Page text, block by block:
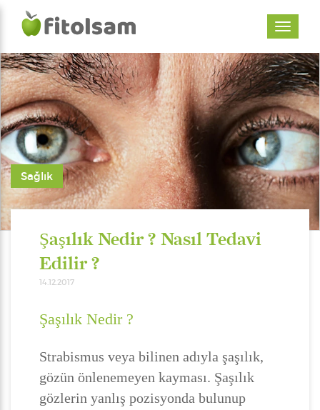
Sağlık
Şaşılık Nedir ? Nasıl Tedavi
Edilir ?
14.12.2017
Şaşılık Nedir ?
Strabismus veya bilinen adıyla şaşılık,
gözün önlenemeyen kayması. Şaşılık
gözlerin yanlış pozisyonda bulunup